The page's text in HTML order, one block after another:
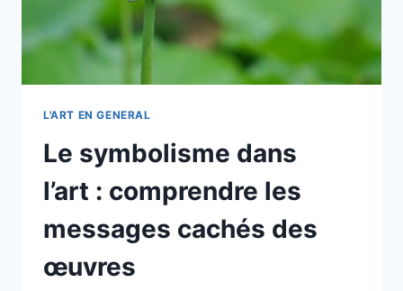
L'ART EN GENERAL
Le symbolisme dans
l’art : comprendre les
messages cachés des
œuvres